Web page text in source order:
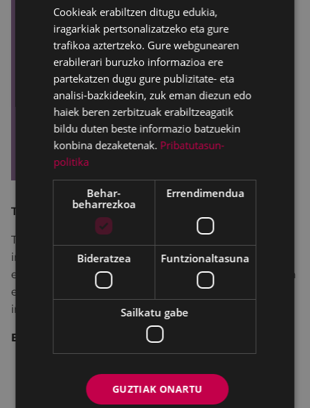
TALDE TAILERRA
Tailer honen helburua da parte hartzaileak
informatzea eta ahalduntzea beren lan eskubideei
eta betebehar profesionalei buruz, bai eta Euskadin
etxeko enpleguari eta zaintzari aplikatu beharreko
indarreko araudiari buruz ere.
Edukiak:
eskubide espezifikoak.
Langile gisa dituen betebeharrak.
Cookieak erabiltzen ditugu edukia,
iragarkiak pertsonalizatzeko eta gure
trafikoa aztertzeko. Gure webgunearen
erabilerari buruzko informazioa ere
partekatzen dugu gure publizitate- eta
analisi-bazkideekin, zuk eman diezun edo
haiek beren zerbitzuak erabiltzeagatik
bildu duten beste informazio batzuekin
konbina dezaketenak. Pribatutasun-
politika
Behar-
beharrezkoa
Errendimendua
Bideratzea Funtzionaltasuna
Sailkatu gabe
GUZTIAK ONARTU